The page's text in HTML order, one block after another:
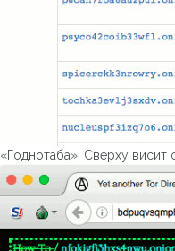
«Годнотаба». Сверху висит